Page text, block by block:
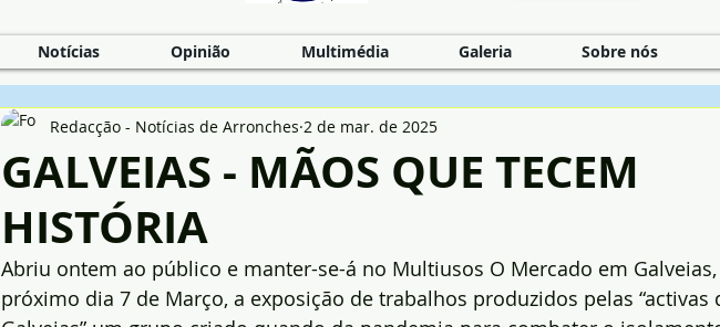
Notícias Opinião Multimédia Galeria Sobre nós
GALVEIAS - MÃOS QUE TECEM
HISTÓRIA
Redacção - Notícias de Arronches 2 de mar. de 2025
Abriu ontem ao público e manter-se-á no Multiusos O Mercado em
próximo dia 7 de Março, a exposição de trabalhos produzidos pelas “activas